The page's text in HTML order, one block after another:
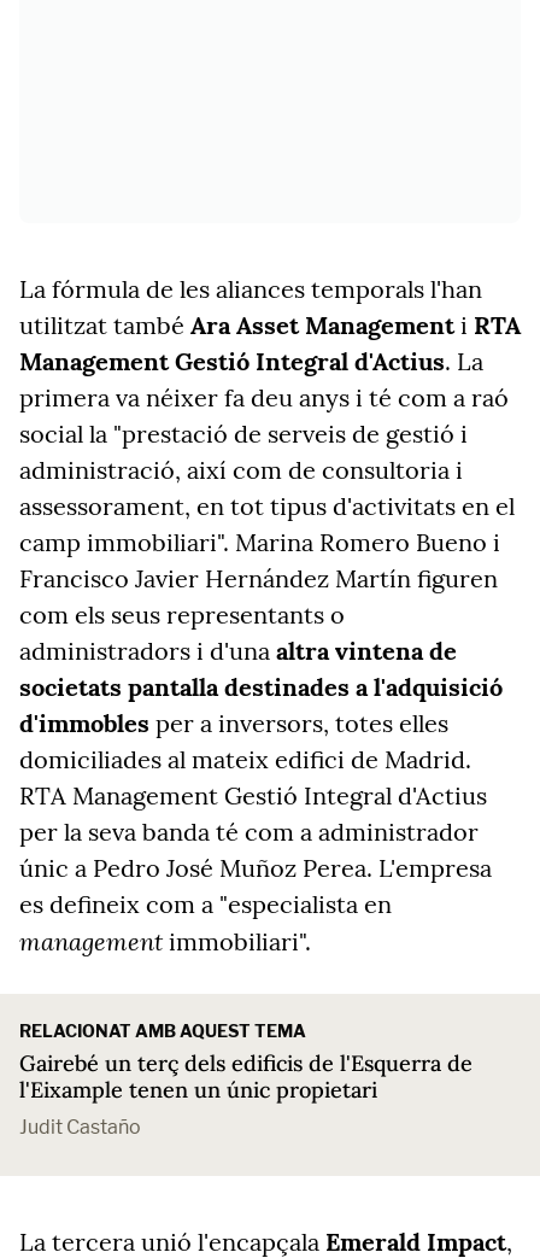
La fórmula de les aliances temporals l'han
utilitzat també Ara Asset Managementi RTA
Management Gestió Integral d'Actius. La
primera va néixer fa deu anys i té com a raó
social la "prestació de serveis de gestió i
administració, així com de consultoria i
assessorament, en tot tipus d'activitats en el
camp immobiliari". Marina Romero Bueno i
Francisco Javier Hernández Martín figuren
com els seus representants o
administradors i d'una altra vintena de
societats pantalla destinades a l'adquisició
d'immobles per a inversors, totes elles
domiciliades al mateix edifici de Madrid.
RTA Management Gestió Integral d'Actius
per la seva banda té com a administrador
únic a Pedro José Muñoz Perea. L'empresa
es defineix com a "especialista en
management immobiliari".
RELACIONAT AMB AQUEST TEMA
Gairebé un terç dels edificis de l'Esquerra de
l'Eixample tenen un únic propietari
Judit Castaño
La tercera unió l'encapçala Emerald Impact,